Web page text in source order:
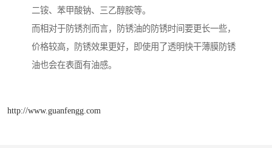
二铵、苯甲酸钠、三乙醇胺等。
而相对于防锈剂而言，防锈油的防锈时间要更长一些，
价格较高，防锈效果更好，即使用了透明快干薄膜防锈
油也会在表面有油感。
http://www.guanfengg.com